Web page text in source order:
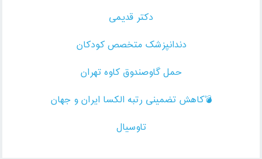
دکتر قدیمی
دندانپزشک متخصص کودکان
حمل گاوصندوق کاوه تهران
💣کاهش تضمینی رتبه الکسا ایران و جهان
تاوسیال